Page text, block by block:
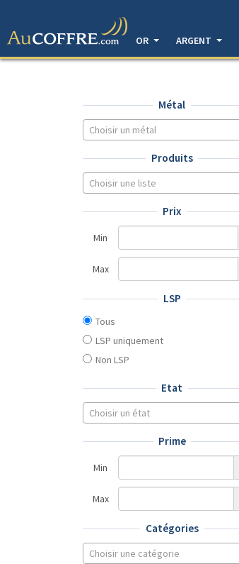
OR
ARGENT
Métal
Choisir un métal
Produits
Choisir une liste
Prix
Min
Max
LSP
Tous
LSP uniquement
Non LSP
Etat
Choisir un état
Prime
Min
Max
Catégories
Choisir une catégorie